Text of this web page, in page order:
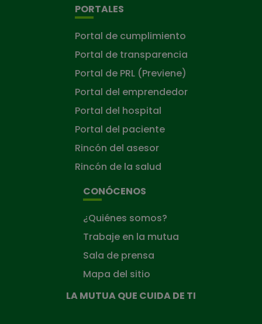
PORTALES
Portal de cumplimiento
Portal de transparencia
Portal de PRL (Previene)
Portal del emprendedor
Portal del hospital
Portal del paciente
Rincón del asesor
Rincón de la salud
CONÓCENOS
¿Quiénes somos?
Trabaje en la mutua
Sala de prensa
Mapa del sitio
LA MUTUA QUE CUIDA DE TI